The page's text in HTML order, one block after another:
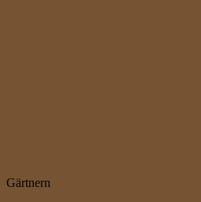
Gärtnern